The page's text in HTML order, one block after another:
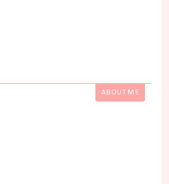
ABOUT ME